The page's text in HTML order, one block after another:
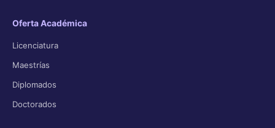
Oferta Académica
Licenciatura
Maestrías
Diplomados
Doctorados